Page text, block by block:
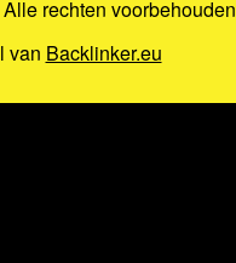
rechten voorbehouden
van Backlinker.eu